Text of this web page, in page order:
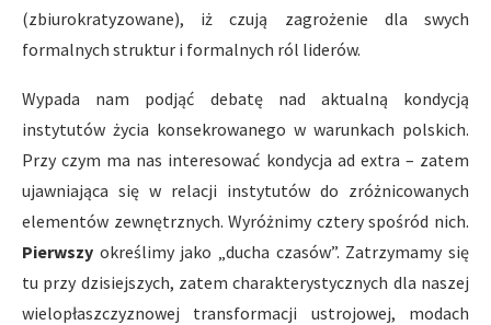
(zbiurokratyzowane), iż czują zagrożenie dla swych
formalnych struktur i formalnych ról liderów.
Wypada nam podjąć debatę nad aktualną kondycją
instytutów życia konsekrowanego w warunkach polskich.
Przy czym ma nas interesować kondycja ad extra – zatem
ujawniająca się w relacji instytutów do zróżnicowanych
elementów zewnętrznych. Wyróżnimy cztery spośród nich.
Pierwszy określimy jako „ducha czasów”. Zatrzymamy się
tu przy dzisiejszych, zatem charakterystycznych dla naszej
wielopłaszczyznowej transformacji ustrojowej, modach